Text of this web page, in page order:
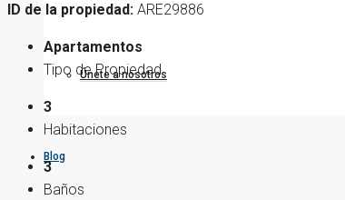
Únete a nosotros
Blog
ID de la propiedad: ARE29886
Apartamentos
Tipo de Propiedad
3
Habitaciones
3
Baños